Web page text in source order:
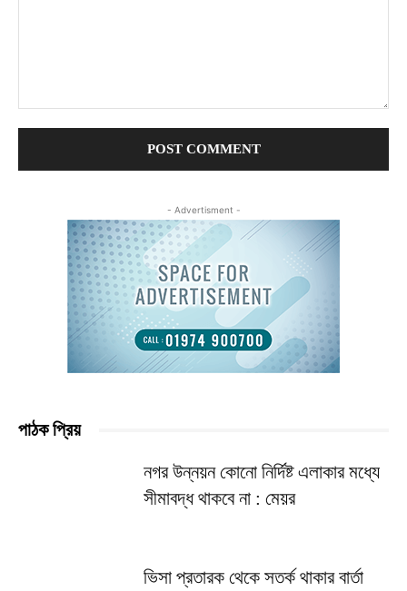
- Advertisment -
পাঠক প্রিয়
নগর উন্নয়ন কোনো নির্দিষ্ট এলাকার মধ্যে
সীমাবদ্ধ থাকবে না : মেয়র
ভিসা প্রতারক থেকে সতর্ক থাকার বার্তা